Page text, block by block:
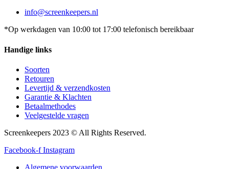
info@screenkeepers.nl
*Op werkdagen van 10:00 tot 17:00 telefonisch bereikbaar
Handige links
Soorten
Retouren
Levertijd & verzendkosten
Garantie & Klachten
Betaalmethodes
Veelgestelde vragen
Screenkeepers 2023 © All Rights Reserved.
Facebook-f Instagram
Algemene voorwaarden